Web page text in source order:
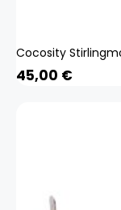
45,00 €